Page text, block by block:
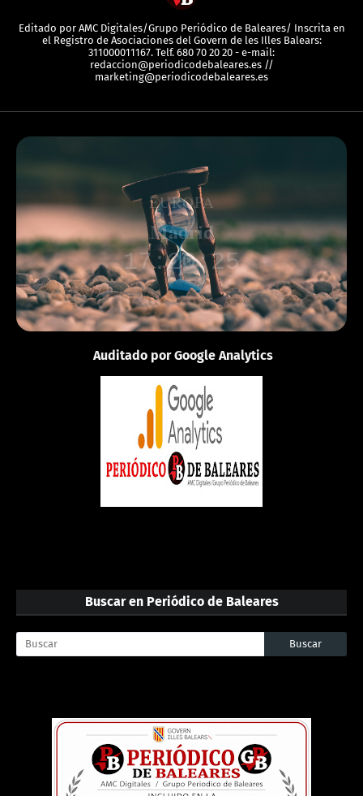
Editado por AMC Digitales/Grupo Periódico de Baleares/ Inscrita en
el Registro de Asociaciones del Govern de les Illes Balears:
311000011167. Telf. 680 70 20 20 - e-mail:
redaccion@periodicodebaleares.es //
marketing@periodicodebaleares.es
EUROPA
Londres
16:20:31
Auditado por Google Analytics
Buscar en Periódico de Baleares